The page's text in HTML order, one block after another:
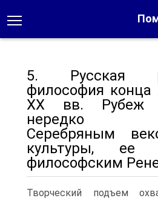
5. Русская
философия конца
XX вв. Рубеж
нередко
Серебряным
культуры, ее
философским
Творческий подъем